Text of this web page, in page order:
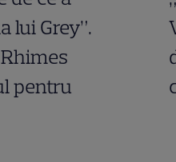
lui Grey”.
pentru